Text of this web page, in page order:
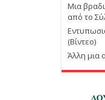
Μια
από το
(Βίντεο)
Άλλη μια